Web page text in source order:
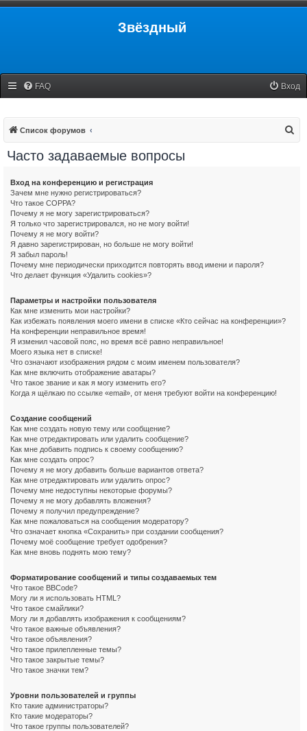
Звёздный
FAQ Вход
Список форумов
Часто задаваемые вопросы
Вход на конференцию и регистрация
Зачем мне нужно регистрироваться?
Что такое COPPA?
Почему я не могу зарегистрироваться?
Я только что зарегистрировался, но не могу войти!
Почему я не могу войти?
Я давно зарегистрирован, но больше не могу войти!
Я забыл пароль!
Почему мне периодически приходится повторять ввод имени и пароля?
Что делает функция «Удалить cookies»?
Параметры и настройки пользователя
Как мне изменить мои настройки?
Как избежать появления моего имени в списке «Кто сейчас на конференции»?
На конференции неправильное время!
Я изменил часовой пояс, но время всё равно неправильное!
Моего языка нет в списке!
Что означают изображения рядом с моим именем пользователя?
Как мне включить отображение аватары?
Что такое звание и как я могу изменить его?
Когда я щёлкаю по ссылке «email», от меня требуют войти на конференцию!
Создание сообщений
Как мне создать новую тему или сообщение?
Как мне отредактировать или удалить сообщение?
Как мне добавить подпись к своему сообщению?
Как мне создать опрос?
Почему я не могу добавить больше вариантов ответа?
Как мне отредактировать или удалить опрос?
Почему мне недоступны некоторые форумы?
Почему я не могу добавлять вложения?
Почему я получил предупреждение?
Как мне пожаловаться на сообщения модератору?
Что означает кнопка «Сохранить» при создании сообщения?
Почему моё сообщение требует одобрения?
Как мне вновь поднять мою тему?
Форматирование сообщений и типы создаваемых тем
Что такое BBCode?
Могу ли я использовать HTML?
Что такое смайлики?
Могу ли я добавлять изображения к сообщениям?
Что такое важные объявления?
Что такое объявления?
Что такое прилепленные темы?
Что такое закрытые темы?
Что такое значки тем?
Уровни пользователей и группы
Кто такие администраторы?
Кто такие модераторы?
Что такое группы пользователей?